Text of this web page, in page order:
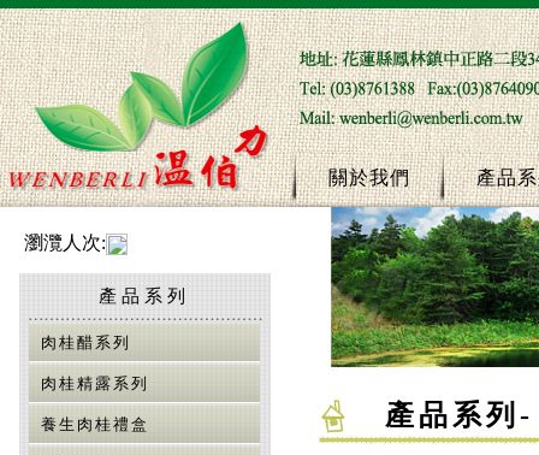
關於我們 產品
瀏灠人次:
產品系列
肉桂醋系列
肉桂精露系列
養生肉桂禮盒 產品系列 -